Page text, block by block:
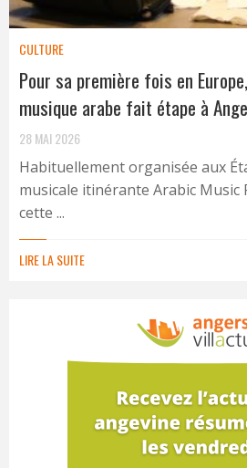
CULTURE
Pour sa première fois en
musique arabe fait étape à
28 MAI 2026
Habituellement organisée aux
musicale itinérante Arabic Music
cette ...
LIRE LA SUITE